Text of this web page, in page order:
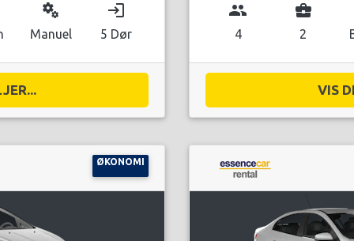
miscellaneous_services
Manuel
login
5 Dør
group
4
business_center
2
VIS
ØKONOMI